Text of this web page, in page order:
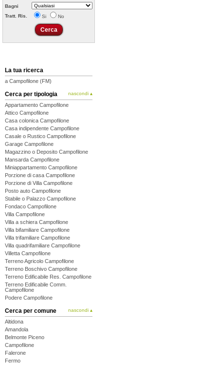
Bagni
Tratt. Ris.
Si No
La tua ricerca
a Campofilone (FM)
Cerca per tipologia nascondi ▴
Appartamento Campofilone
Attico Campofilone
Casa colonica Campofilone
Casa indipendente Campofilone
Casale o Rustico Campofilone
Garage Campofilone
Magazzino o Deposito Campofilone
Mansarda Campofilone
Miniappartamento Campofilone
Porzione di casa Campofilone
Porzione di Villa Campofilone
Posto auto Campofilone
Stabile o Palazzo Campofilone
Fondaco Campofilone
Villa Campofilone
Villa a schiera Campofilone
Villa bifamiliare Campofilone
Villa trifamiliare Campofilone
Villa quadrifamiliare Campofilone
Villetta Campofilone
Terreno Agricolo Campofilone
Terreno Boschivo Campofilone
Terreno Edificabile Res. Campofilone
Terreno Edificabile Comm.
Campofilone
Podere Campofilone
Cerca per comune nascondi ▴
Altidona
Amandola
Belmonte Piceno
Campofilone
Falerone
Fermo